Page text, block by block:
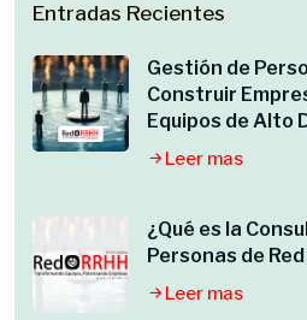
Entradas Recientes
Gestión de
Construir
Equipos de Alto
Leer mas
¿Qué es la
Personas de
Leer mas